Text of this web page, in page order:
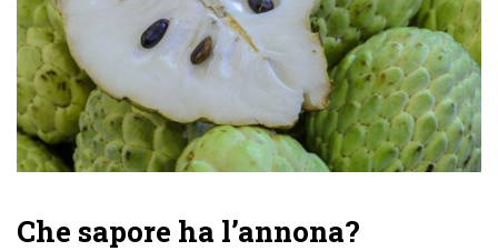
Che sapore ha l’annona?